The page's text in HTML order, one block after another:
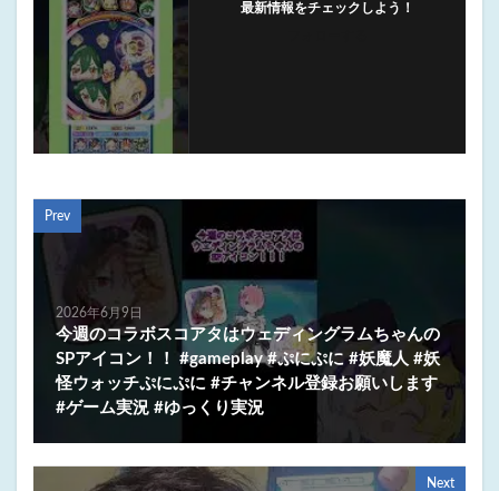
最新情報をチェックしよう！
Prev
2026年6月9日
今週のコラボスコアタはウェディングラムちゃんの
SPアイコン！！ #gameplay #ぷにぷに #妖魔人 #妖
怪ウォッチぷにぷに #チャンネル登録お願いします
#ゲーム実況 #ゆっくり実況
Next